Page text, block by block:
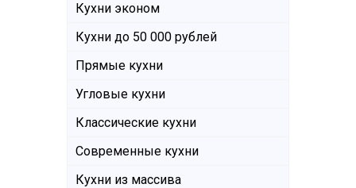
Кухни эконом
Кухни до 50 000 рублей
Прямые кухни
Угловые кухни
Классические кухни
Современные кухни
Кухни из массива